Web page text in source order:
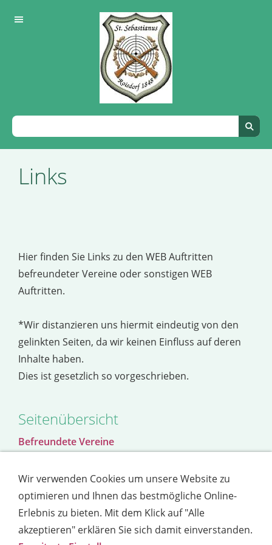
Links
Hier finden Sie Links zu den WEB Auftritten
befreundeter Vereine oder sonstigen WEB
Auftritten.
*Wir distanzieren uns hiermit eindeutig von den
gelinkten Seiten, da wir keinen Einfluss auf deren
Inhalte haben.
Dies ist gesetzlich so vorgeschrieben.
Seitenübersicht
Befreundete Vereine
denen wir einen guten Kontak pflegen.
Verbände
Wir sind Mitglied......
Wir verwenden Cookies um unsere Website zu
optimieren und Ihnen das bestmögliche Online-
Erlebnis zu bieten. Mit dem Klick auf "Alle
akzeptieren" erklären Sie sich damit einverstanden.